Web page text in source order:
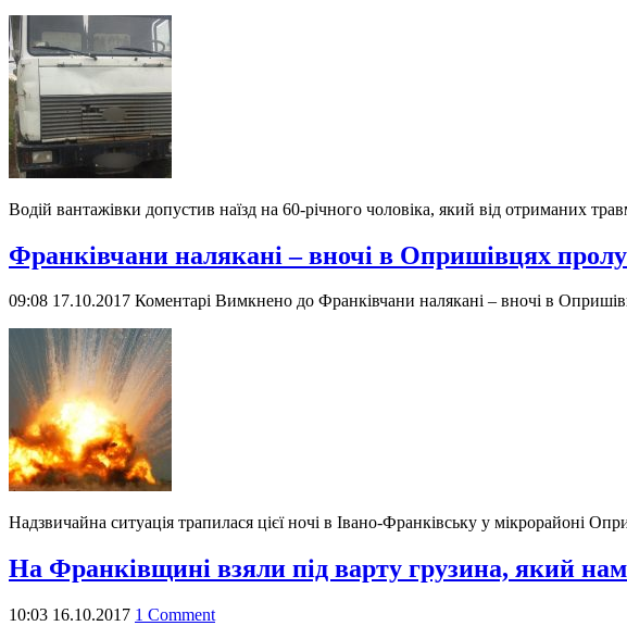
Водій вантажівки допустив наїзд на 60-річного чоловіка, який від отриманих
Франківчани налякані – вночі в Опришівцях
09:08 17.10.2017 Коментарі Вимкнено до Франківчани налякані – вночі в
Надзвичайна ситуація трапилася цієї ночі в Івано-Франківську у мікрорайоні
На Франківщині взяли під варту грузина, який
10:03 16.10.2017 1 Comment